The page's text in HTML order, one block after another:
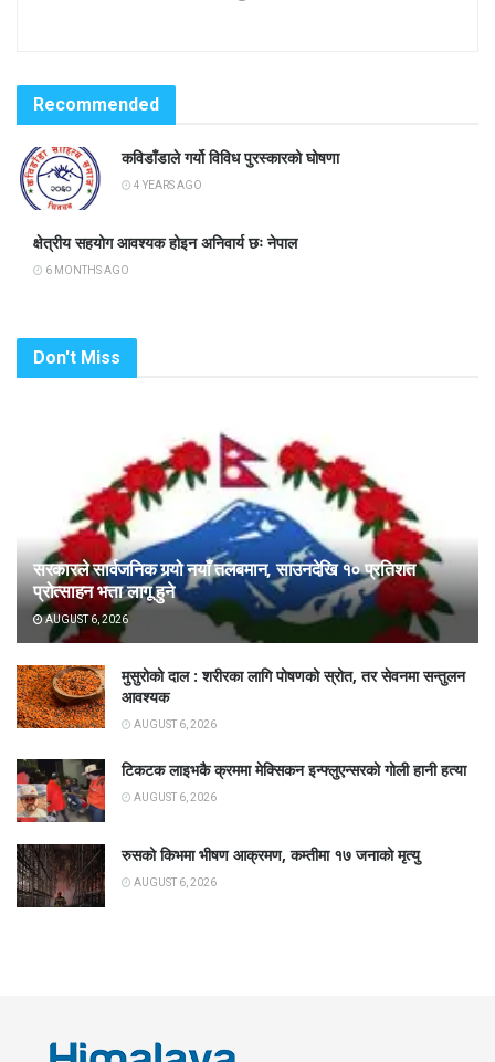
Recommended
कविडाँडाले गर्यो विविध पुरस्कारको घोषणा
4 YEARS AGO
क्षेत्रीय सहयोग आवश्यक होइन अनिवार्य छः नेपाल
6 MONTHS AGO
Don't Miss
सरकारले सार्वजनिक गर्‍यो नयाँ तलबमान, साउनदेखि १० प्रतिशत
प्रोत्साहन भत्ता लागू हुने
AUGUST 6, 2026
मुसुरोको दाल : शरीरका लागि पोषणको स्रोत, तर सेवनमा सन्तुलन
आवश्यक
AUGUST 6, 2026
टिकटक लाइभकै क्रममा मेक्सिकन इन्फ्लुएन्सरको गोली हानी हत्या
AUGUST 6, 2026
रुसको किभमा भीषण आक्रमण, कम्तीमा १७ जनाको मृत्यु
AUGUST 6, 2026